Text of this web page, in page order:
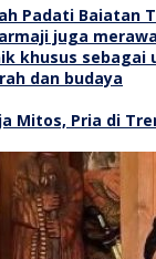
Padati Baiatan
Mitos, Pria di